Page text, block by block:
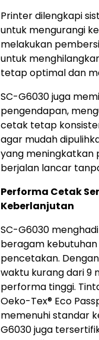
Printer dilengkapi
untuk mengurangi
melakukan
untuk
tetap optimal dan
SC-G6030 juga
pengendapan,
cetak tetap
agar mudah
yang meningkatkan
berjalan lancar
Performa Cetak
Keberlanjutan
SC-G6030
beragam
pencetakan.
waktu kurang dari 9
performa tinggi.
Oeko-Tex® Eco
memenuhi standar
G6030 juga